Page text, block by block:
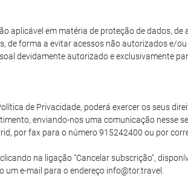
aplicável em matéria de proteção de dados,
de forma a evitar acessos não autorizados e/
devidamente autorizado e exclusivamente
de Privacidade, poderá exercer os seus
enviando-nos uma comunicação nesse
por fax para o número 915242400 ou por
na ligação "Cancelar subscrição",
e-mail para o endereço info@tor.travel.